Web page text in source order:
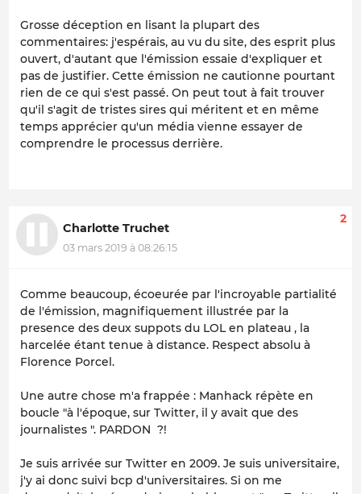
Grosse déception en lisant la plupart des
commentaires: j'espérais, au vu du site, des esprit plus
ouvert, d'autant que l'émission essaie d'expliquer et
pas de justifier. Cette émission ne cautionne pourtant
rien de ce qui s'est passé. On peut tout à fait trouver
qu'il s'agit de tristes sires qui méritent et en même
temps apprécier qu'un média vienne essayer de
comprendre le processus derrière.
Charlotte Truchet
03 mars 2019 à 08:26:15
2
Comme beaucoup, écoeurée par l'incroyable partialité
de l'émission, magnifiquement illustrée par la
presence des deux suppots du LOL en plateau , la
harcelée étant tenue à distance. Respect absolu à
Florence Porcel.
Une autre chose m'a frappée : Manhack répète en
boucle "à l'époque, sur Twitter, il y avait que des
journalistes ". PARDON ?!
Je suis arrivée sur Twitter en 2009. Je suis universitaire,
j'y ai donc suivi bcp d'universitaires. Si on me